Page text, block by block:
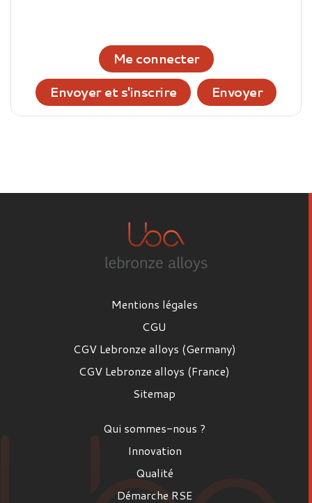
Me connecter
Envoyer et s'inscrire
Envoyer
Mentions légales
CGU
CGV Lebronze alloys (Germany)
CGV Lebronze alloys (France)
Sitemap
Qui sommes-nous ?
Innovation
Qualité
Démarche RSE